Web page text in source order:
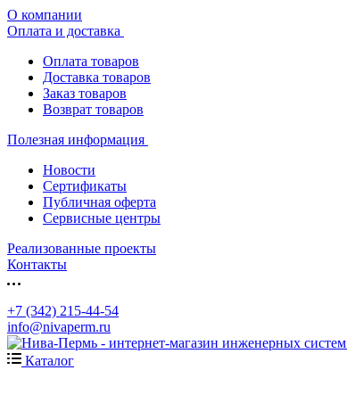
О компании
Оплата и доставка
Оплата товаров
Доставка товаров
Заказ товаров
Возврат товаров
Полезная информация
Новости
Сертификаты
Публичная оферта
Сервисные центры
Реализованные проекты
Контакты
+7 (342) 215-44-54
info@nivaperm.ru
Каталог